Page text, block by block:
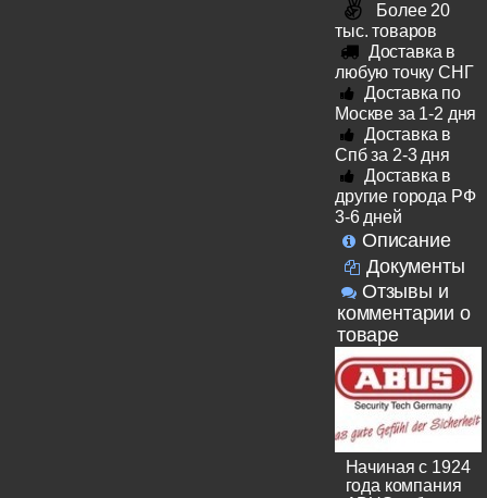
Более 20
тыс. товаров
Доставка в
любую точку СНГ
Доставка по
Москве за 1-2 дня
Доставка в
Спб за 2-3 дня
Доставка в
другие города РФ
3-6 дней
Описание
Документы
Отзывы и
комментарии о
товаре
Начиная с 1924
года компания